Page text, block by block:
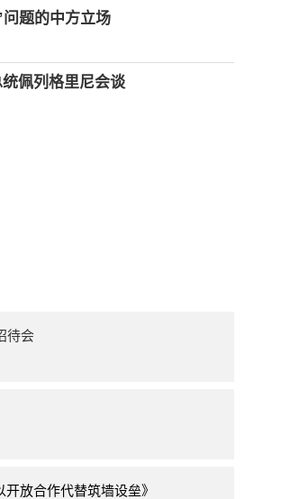
题的中方立场
佩列格里尼会谈
待会
放合作代替筑墙设垒》